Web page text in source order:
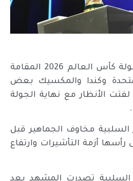
السياسي – تشهد بطولة كأس العالم 2026 المقامة
وكندا والمكسيك بعض
لفتت الأنظار مع نهاية الجولة
مخاوف الجماهير قبل
رأسها أزمة التأشيرات وارتفاع
تصدرت المشهد بعد